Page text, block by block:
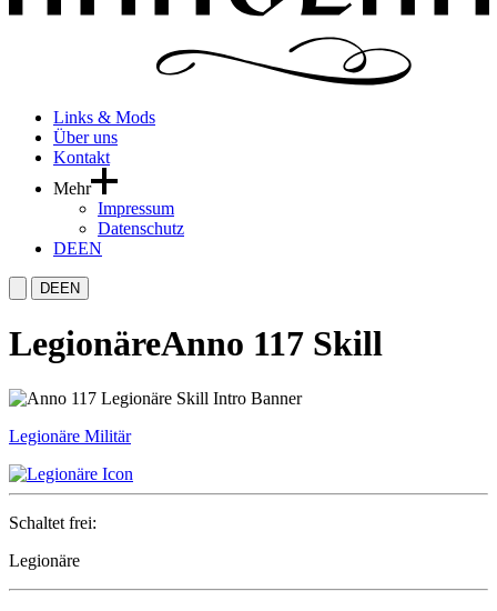
Links & Mods
Über uns
Kontakt
Mehr
Impressum
Datenschutz
DEEN
DEEN
LegionäreAnno 117 Skill
Legionäre Militär
Schaltet frei:
Legionäre